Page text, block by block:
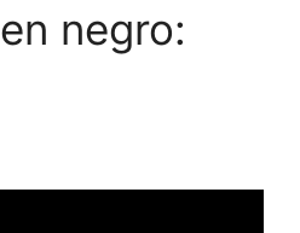
en negro: